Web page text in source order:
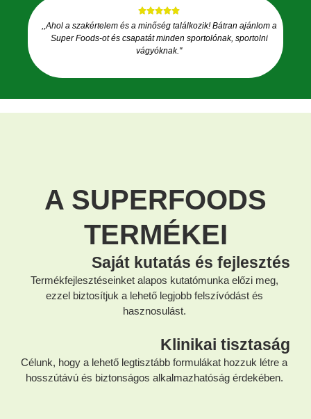
,,Ahol a szakértelem és a minőség találkozik! Bátran ajánlom a
Super Foods-ot és csapatát minden sportolónak, sportolni
vágyóknak."
A SUPERFOODS
TERMÉKEI
Saját kutatás és fejlesztés
Termékfejlesztéseinket alapos kutatómunka előzi meg,
ezzel biztosítjuk a lehető legjobb felszívódást és
hasznosulást.
Klinikai tisztaság
Célunk, hogy a lehető legtisztább formulákat hozzuk létre a
hosszútávú és biztonságos alkalmazhatóság érdekében.